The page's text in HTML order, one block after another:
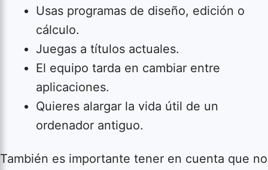
Usas programas de diseño, edición o
cálculo.
Juegas a títulos actuales.
El equipo tarda en cambiar entre
aplicaciones.
Quieres alargar la vida útil de un
ordenador antiguo.
También es importante tener en cuenta que no